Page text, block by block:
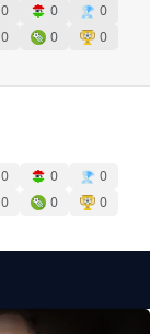
0 0
0
0 0
0
0 0
0
0 0
0